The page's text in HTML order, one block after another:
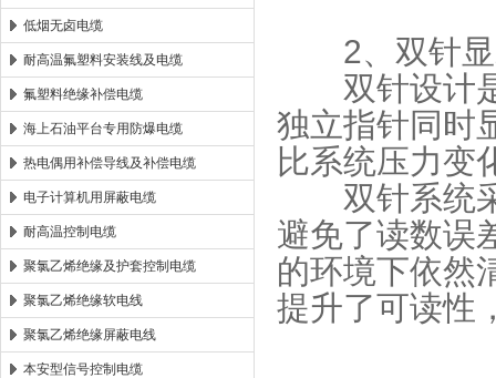
缆
低烟无卤电缆
耐高温氟塑料安装线及电缆
氟塑料绝缘补偿电缆
海上石油平台专用防爆电缆
热电偶用补偿导线及补偿电缆
电子计算机用屏蔽电缆
耐高温控制电缆
聚氯乙烯绝缘及护套控制电缆
聚氯乙烯绝缘软电线
聚氯乙烯绝缘屏蔽电线
本安型信号控制电缆
2、​​双针显
双针设计是
独立指针同时
比系统压力变
双针系统采
避免了读数误
的环境下依然
提升了可读性